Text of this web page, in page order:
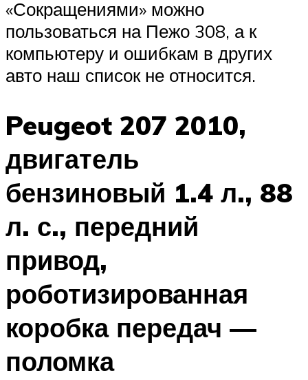
«Сокращениями» можно
пользоваться на Пежо 308, а к
компьютеру и ошибкам в других
авто наш список не относится.
Peugeot 207 2010,
двигатель
бензиновый 1.4 л., 88
л. с., передний
привод,
роботизированная
коробка передач —
поломка